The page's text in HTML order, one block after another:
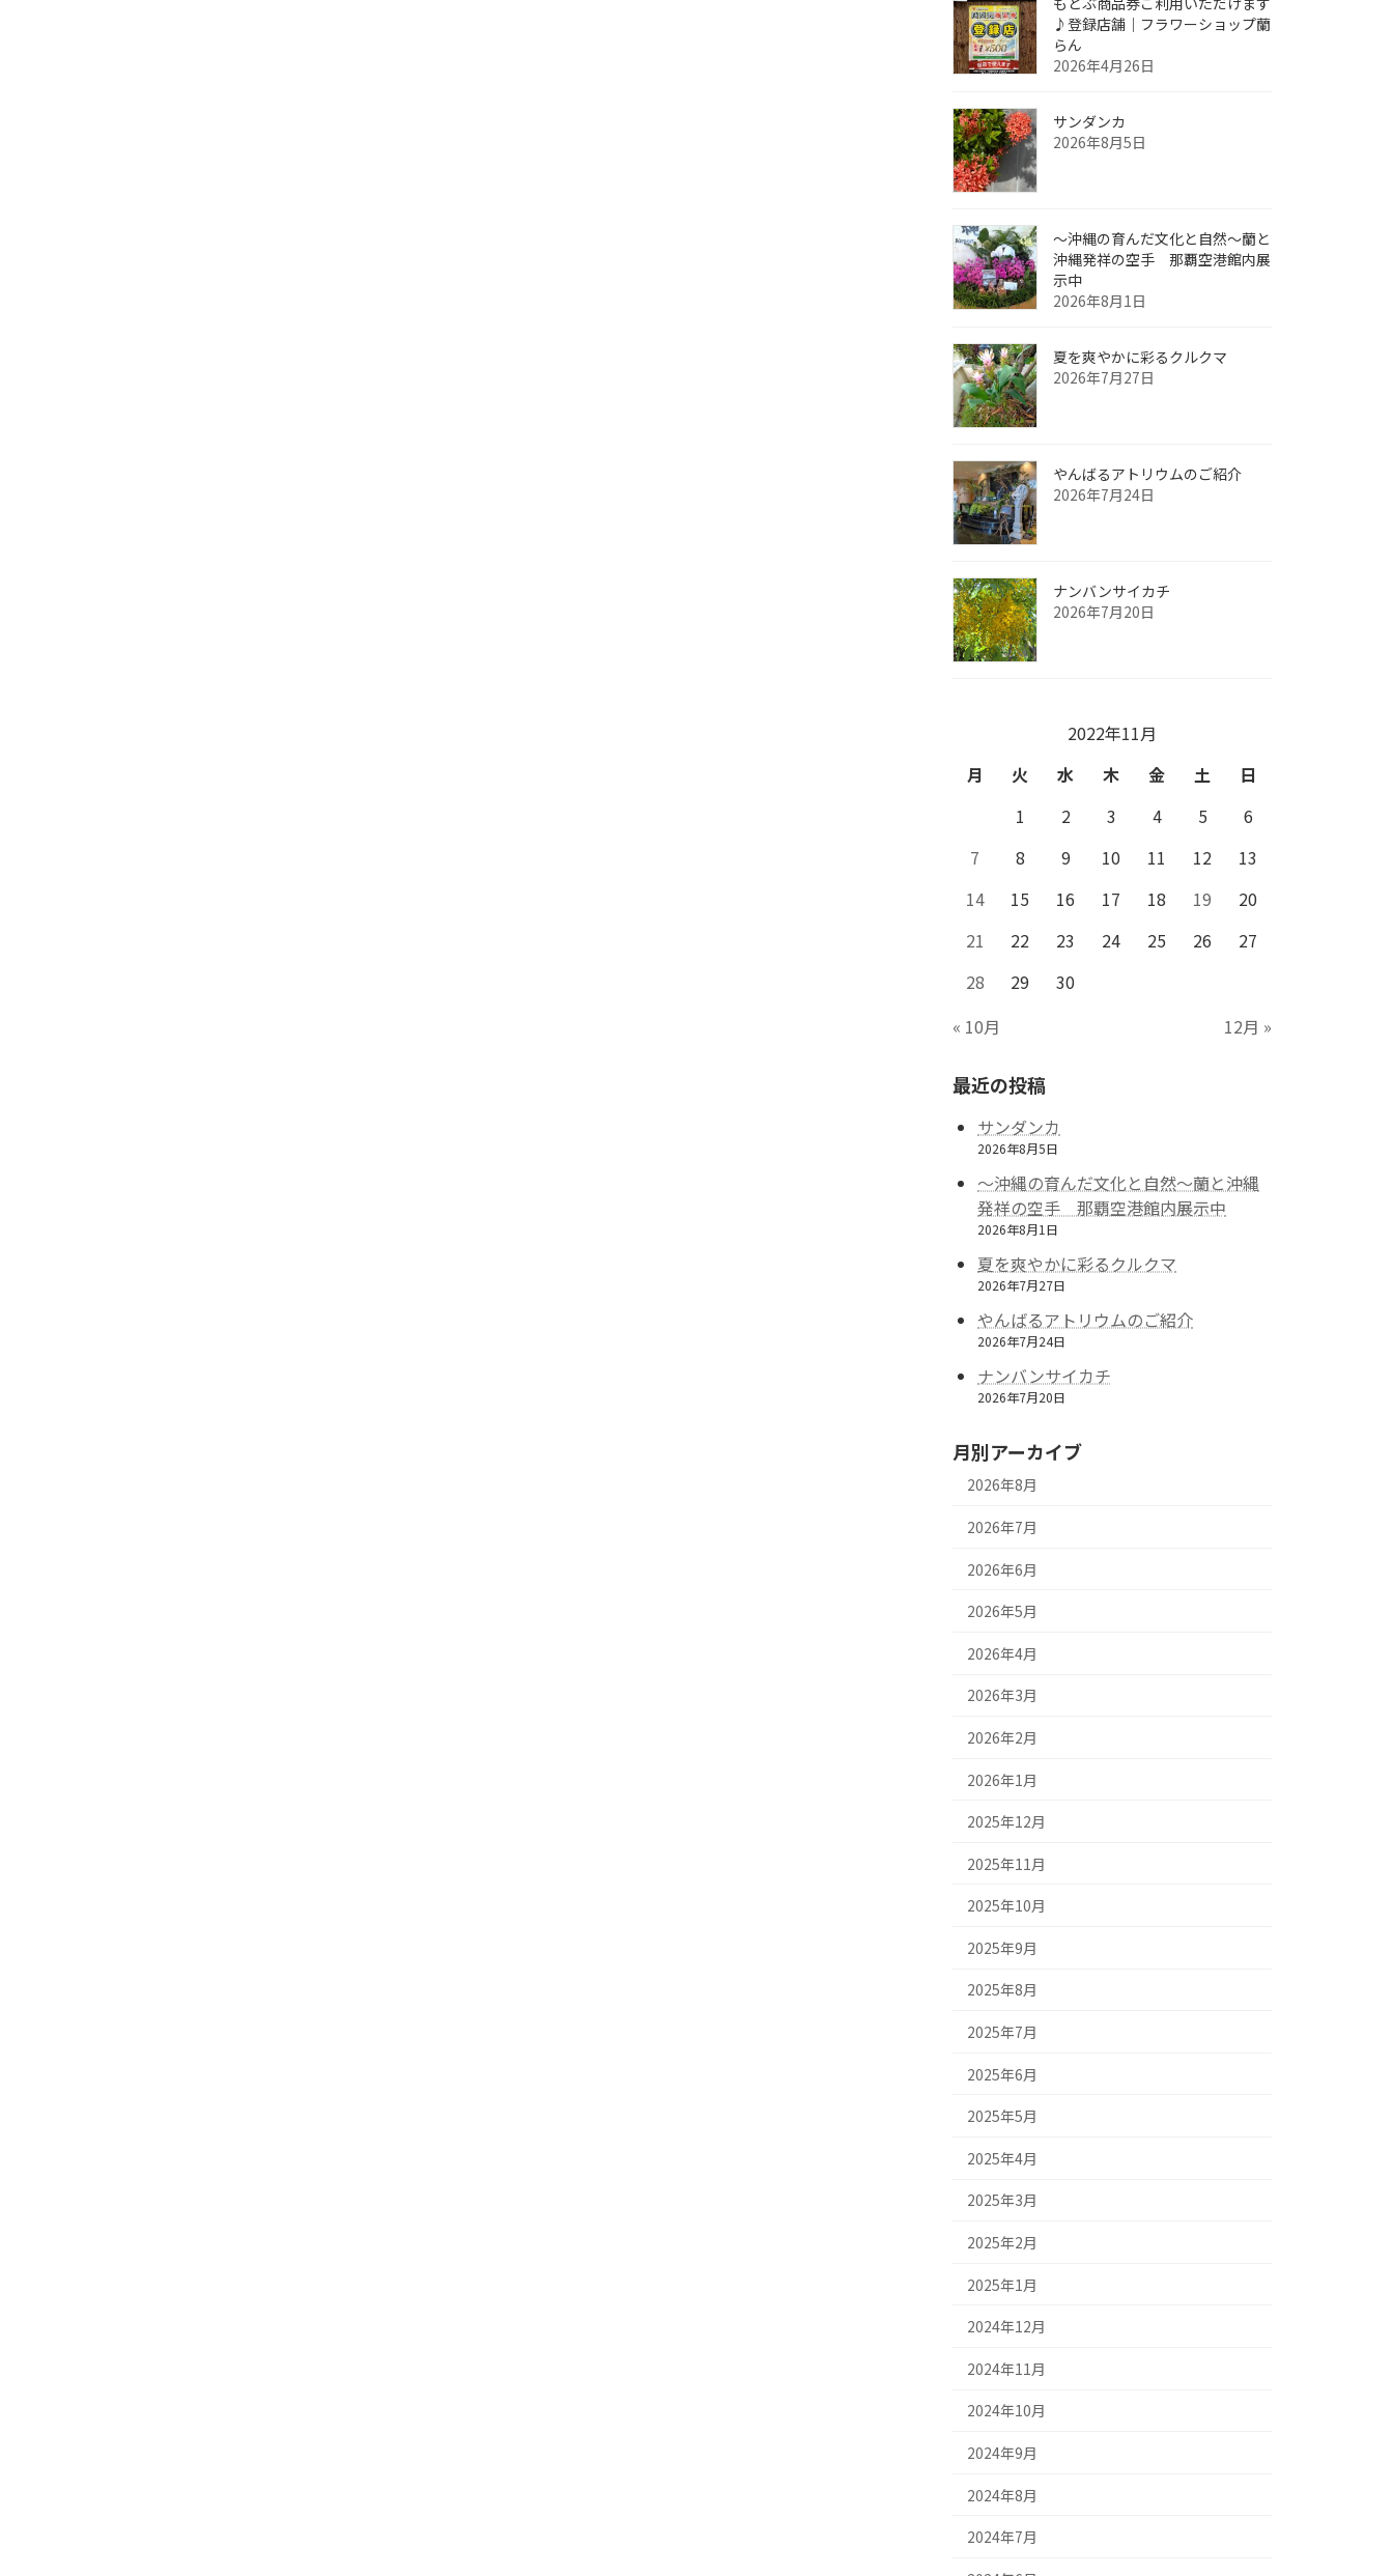
♪登録店舗｜フラワーショップ蘭
らん
2026年4月26日
サンダンカ
2026年8月5日
～沖縄の育んだ文化と自然～蘭と
沖縄発祥の空手 那覇空港館内展
示中
2026年8月1日
夏を爽やかに彩るクルクマ
2026年7月27日
やんばるアトリウムのご紹介
2026年7月24日
ナンバンサイカチ
2026年7月20日
2022年11月
月
火 水 木 金 土
日
1
2 3 4 5
6
7
8 9 10 11 12
13
14
15 16 17 18 19
20
21
22 23 24 25 26
27
28
29
30
« 10月
12月 »
最近の投稿
サンダンカ
2026年8月5日
～沖縄の育んだ文化と自然～蘭と沖縄
発祥の空手 那覇空港館内展示中
2026年8月1日
夏を爽やかに彩るクルクマ
2026年7月27日
やんばるアトリウムのご紹介
2026年7月24日
ナンバンサイカチ
2026年7月20日
月別アーカイブ
2026年8月
2026年7月
2026年6月
2026年5月
2026年4月
2026年3月
2026年2月
2026年1月
2025年12月
2025年11月
2025年10月
2025年9月
2025年8月
2025年7月
2025年6月
2025年5月
2025年4月
2025年3月
2025年2月
2025年1月
2024年12月
2024年11月
2024年10月
2024年9月
2024年8月
2024年7月